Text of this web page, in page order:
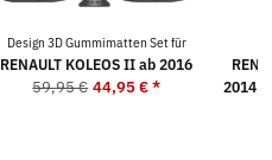
Design 3D Gummimatten Set für
RENAULT KOLEOS II ab 2016
59,95 € 44,95 €*
2014 |